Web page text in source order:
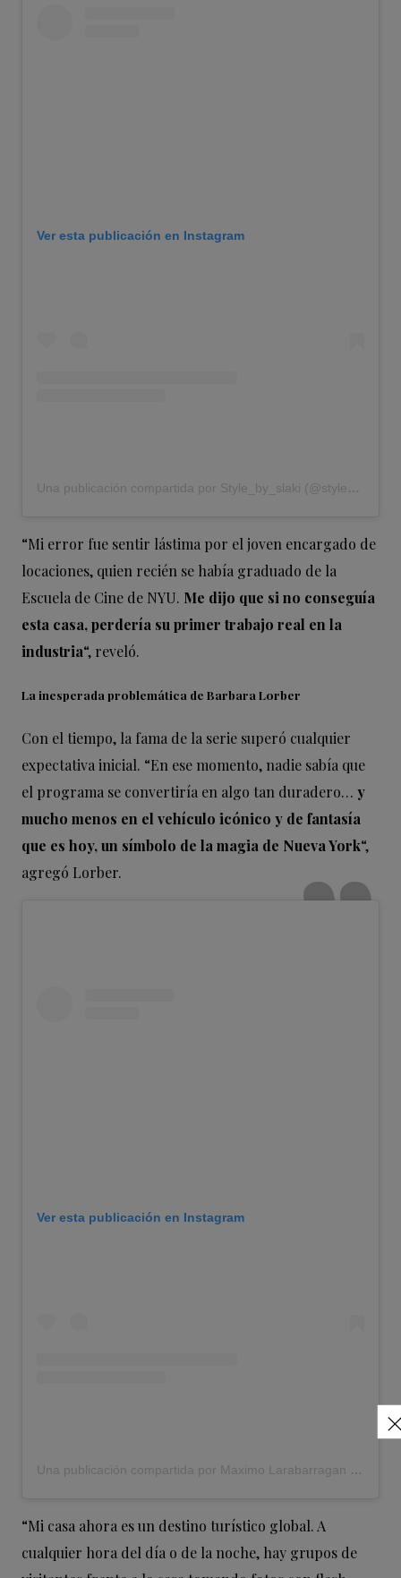
Ver esta publicación en Instagram
Una publicación compartida por Style_by_slaki (@style_by_slaki)
“Mi error fue sentir lástima por el joven encargado de
locaciones, quien recién se había graduado de la
Escuela de Cine de NYU. Me dijo que si no conseguía
esta casa, perdería su primer trabajo real en la
industria“, reveló.
La inesperada problemática de Barbara Lorber
Con el tiempo, la fama de la serie superó cualquier
expectativa inicial. “En ese momento, nadie sabía que
el programa se convertiría en algo tan duradero… y
mucho menos en el vehículo icónico y de fantasía
que es hoy, un símbolo de la magia de Nueva York“,
agregó Lorber.
Ver esta publicación en Instagram
Una publicación compartida por Maximo Larabarragan (@mexicorarara2011)
“Mi casa ahora es un destino turístico global. A
cualquier hora del día o de la noche, hay grupos de